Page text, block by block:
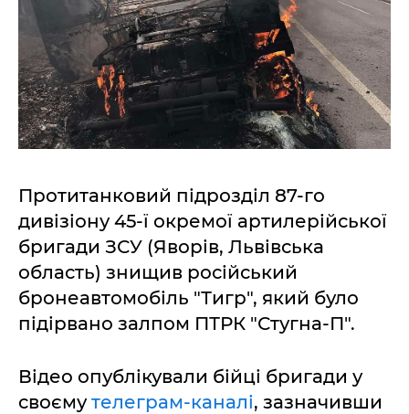
Протитанковий підрозділ 87-го
дивізіону 45-ї окремої артилерійської
бригади ЗСУ (Яворів, Львівська
область) знищив російський
бронеавтомобіль "Тигр", який було
підірвано залпом ПТРК "Стугна-П".
Відео опублікували бійці бригади у
своємутелеграм-каналі, зазначивши